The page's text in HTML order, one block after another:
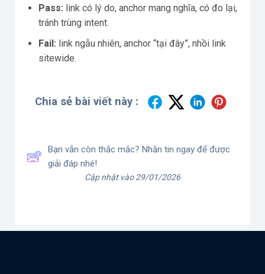
Pass: link có lý do, anchor mang nghĩa, có đo lại,
tránh trùng intent.
Fail: link ngẫu nhiên, anchor “tại đây”, nhồi link
sitewide.
Chia sẻ bài viết này :
Bạn vẫn còn thắc mắc? Nhắn tin ngay để được
giải đáp nhé!
Cập nhật vào 29/01/2026